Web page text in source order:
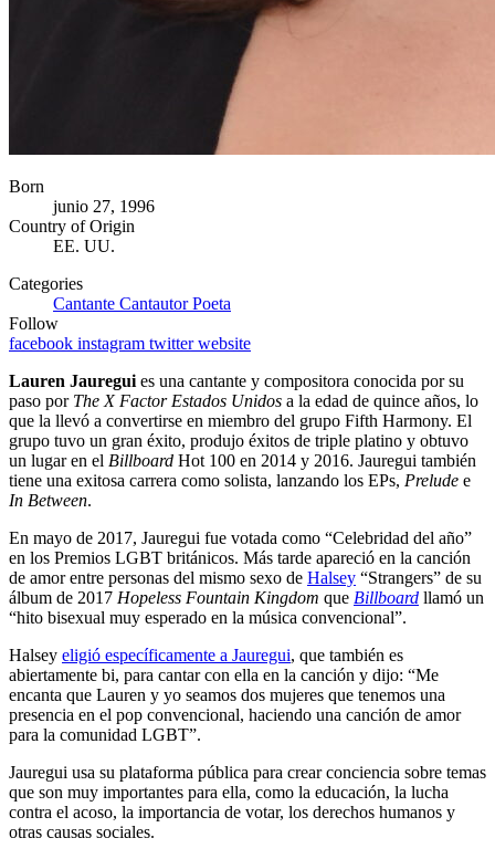
Born
junio 27, 1996
Country of Origin
EE. UU.
Categories
Cantante CantautorPoeta
Follow
facebook instagram twitterwebsite
Lauren Jauregui es una cantante y compositora conocida por su
paso porThe X Factor Estados Unidos a la edad de quince años, lo
que la llevó a convertirse en miembro del grupo Fifth Harmony. El
grupo tuvo un gran éxito, produjo éxitos de triple platino y obtuvo
un lugar en el Billboard Hot 100 en 2014 y 2016. Jauregui también
tiene una exitosa carrera como solista, lanzando los EPs, Prelude e
In Between.
En mayo de 2017, Jauregui fue votada como “Celebridad del año”
en los Premios LGBT británicos. Más tarde apareció en la canción
de amor entre personas del mismo sexo de Halsey “Strangers” de su
álbum de 2017 Hopeless Fountain Kingdom que Billboard llamó un
“hito bisexual muy esperado en la música convencional”.
Halsey eligió específicamente a Jauregui, que también es
abiertamente bi, para cantar con ella en la canción y dijo: “Me
encanta que Lauren y yo seamos dos mujeres que tenemos una
presencia en el pop convencional, haciendo una canción de amor
para la comunidad LGBT”.
Jauregui usa su plataforma pública para crear conciencia sobre temas
que son muy importantes para ella, como la educación, la lucha
contra el acoso, la importancia de votar, los derechos humanos y
otras causas sociales.